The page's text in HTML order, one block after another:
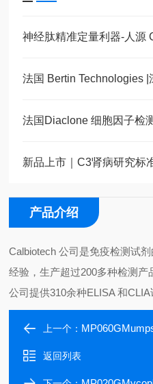
法国Diaclone 细胞因子检
产品介绍
Calbiotech 公司是免疫检测试
经验，生产超过200多种检测
公司提供310余种ELISA 和
上一个：
返回列表